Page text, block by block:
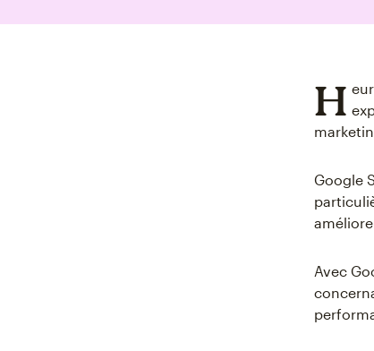
H
Google
Avec